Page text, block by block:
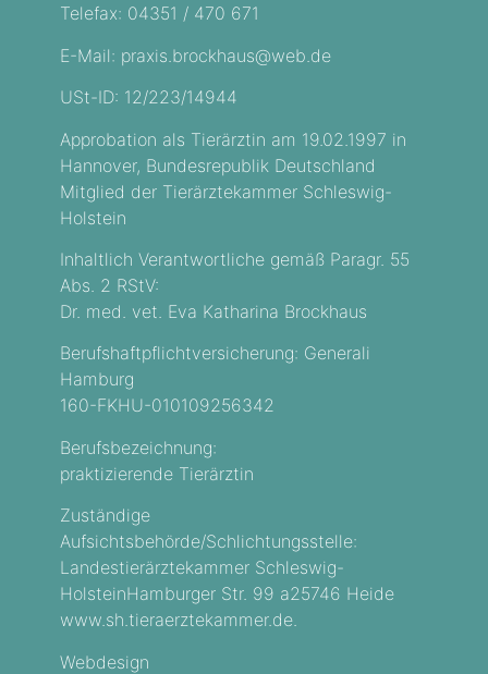
Telefax: 04351 / 470 671
E-Mail: praxis.brockhaus@web.de
USt-ID: 12/223/14944
Approbation als Tierärztin am 19.02.1997 in
Hannover, Bundesrepublik Deutschland
Mitglied der Tierärztekammer Schleswig-
Holstein
Inhaltlich Verantwortliche gemäß Paragr. 55
Abs. 2 RStV:
Dr. med. vet. Eva Katharina Brockhaus
Berufshaftpflichtversicherung: Generali
Hamburg
160-FKHU-010109256342
Berufsbezeichnung:
praktizierende Tierärztin
Zuständige
Aufsichtsbehörde/Schlichtungsstelle:
Landestierärztekammer Schleswig-
HolsteinHamburger Str. 99 a25746 Heide
www.sh.tieraerztekammer.de.
Webdesign